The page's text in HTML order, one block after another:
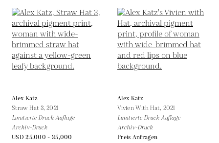
Alex Katz
Straw Hat 3,2021
Limitierte Druck Auflage
Archiv-Druck
USD 25,000 - 35,000
Alex Katz
Vivien With Hat, 2021
Limitierte Druck Auflage
Archiv-Druck
Preis Anfragen